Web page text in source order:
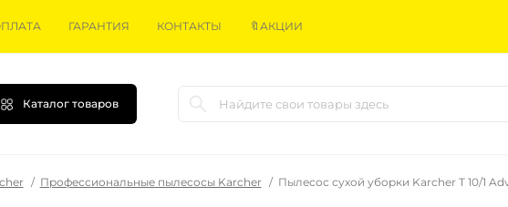
ГАРАНТИЯ КОНТАКТЫ 🔖АКЦИИ
Каталог товаров
Профессиональные пылесосы Karcher Пылесос сухой уборки Karcher T 10/1